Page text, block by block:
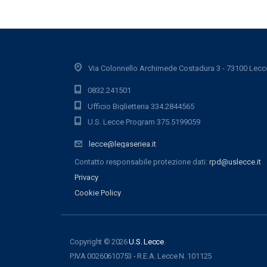
Via Colonnello Archimede Costadura 3 - 73100
0832.241501
Ufficio Biglietteria 334.2844565
U.S. Lecce Program 375.5199059
lecce@legaseriea.it
Contatto responsabile protezione dati: rpd@uslecce.it
Privacy
Cookie Policy
Copyright © 2026U.S. Lecce.
P.IVA 00260610753 - R.E.A. Lecce N. 101125